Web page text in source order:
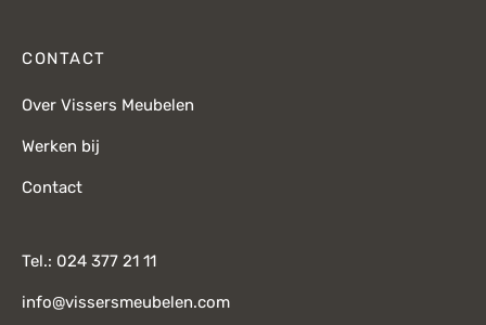
CONTACT
Over Vissers Meubelen
Werken bij
Contact
Tel.: 024 377 21 11
info@vissersmeubelen.com